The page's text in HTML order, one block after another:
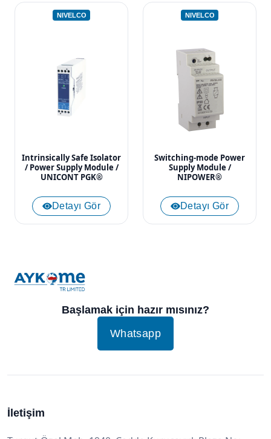
NIVELCO
Intrinsically Safe Isolator
/ Power Supply Module /
UNICONT PGK®
Detayı Gör
NIVELCO
Switching-mode Power
Supply Module /
NIPOWER®
Detayı Gör
Başlamak için hazır mısınız?
Whatsapp
İletişim